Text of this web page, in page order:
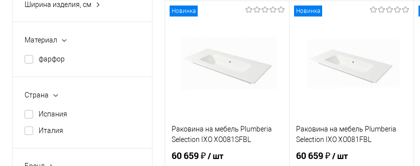
Ширина изделия, см
80.3
Материал
фарфор
Страна
Испания
Италия
В избранное
Под заказ
В избранное
В наличии
Новинка
Раковина на мебель Plumberia
Selection IXO XO081SFBL
60 659 ₽/ шт
Новинка
Раковина на мебель Plumberia
Selection IXO XO081FBL
60 659 ₽/ шт